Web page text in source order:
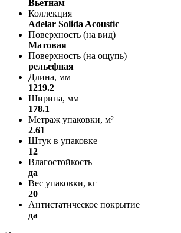
Вьетнам
Коллекция
Adelar Solida Acoustic
Поверхность (на вид)
Матовая
Поверхность (на ощупь)
рельефная
Длина, мм
1219.2
Ширина, мм
178.1
Метраж упаковки, м²
2.61
Штук в упаковке
12
Влагостойкость
да
Вес упаковки, кг
20
Антистатическое покрытие
да